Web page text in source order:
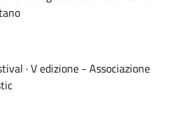
· V edizione - Associazione